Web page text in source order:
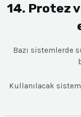
14. Protez
Bazı sistemlerde
Kullanılacak